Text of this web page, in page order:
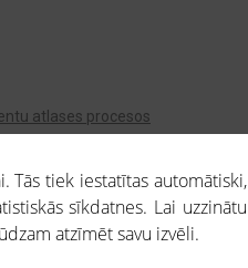
atlases procesos
Tās tiek iestatītas automātiski,
sīkdatnes. Lai uzzinātu
atzīmēt savu izvēli.